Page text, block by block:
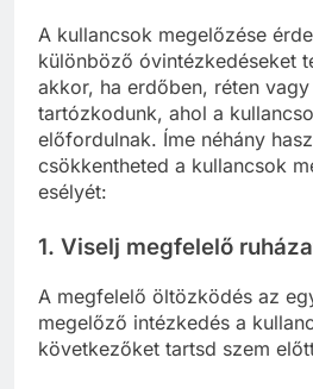
A kullancsok megelőzése
különböző óvintézkedéseket
akkor, ha erdőben, réten
tartózkodunk, ahol a
előfordulnak. Íme néhány
csökkentheted a kullancsok
esélyét:
1. Viselj megfelelő
A megfelelő öltözködés az
megelőző intézkedés a
következőket tartsd szem